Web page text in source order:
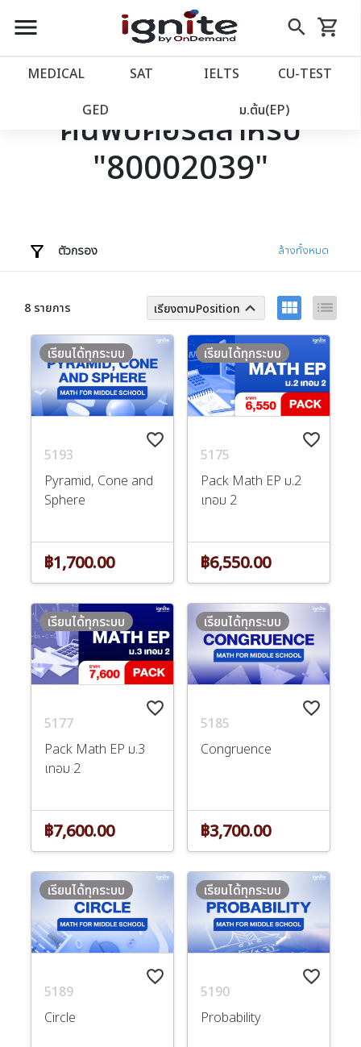
close
account_balance หน้าแรก
เว็บไซต์อิกไนท์
โปรโมชั่น
account_circle เข้าสู่ระบบ
menu search
Skip
to
shopping_cart
รถเข็น
MEDICAL SAT IELTS CU‑TEST
GED ม.ต้น(EP)
ค้นพบคอร์สสำหรับ
"80002039"
ตัวกรอง ล้างทั้งหมด
8 รายการ เรียงตามPosition keyboard_arrow_up view_module list
favorite_border
5193
Pyramid, Cone and
Sphere
เรียนได้ทุกระบบ
฿1,700.00
favorite_border
5175
Pack Math EP ม.2
เทอม 2
เรียนได้ทุกระบบ
฿6,550.00
favorite_border
5177
Pack Math EP ม.3
เทอม 2
เรียนได้ทุกระบบ
฿7,600.00
favorite_border
5185
Congruence
เรียนได้ทุกระบบ
฿3,700.00
favorite_border
5189
Circle
เรียนได้ทุกระบบ
favorite_border
5190
Probability
เรียนได้ทุกระบบ